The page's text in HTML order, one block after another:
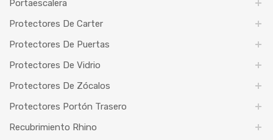
Portaescalera
Protectores De Carter
Protectores De Puertas
Protectores De Vidrio
Protectores De Zócalos
Protectores Portón Trasero
Recubrimiento Rhino